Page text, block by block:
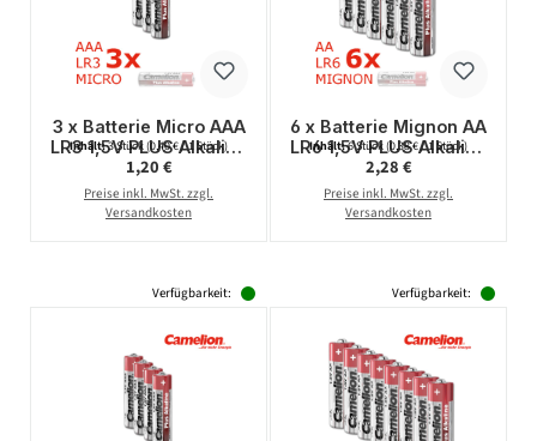
3 x Batterie Micro AAA
LR3 1,5V PLUS Alkaline
- Leistung auf Dauer -
CAMELION
Inhalt:3 Stück(0,40 € / 1 Stück)
Regulärer Preis:
1,20 €
Preise inkl. MwSt. zzgl.
Versandkosten
6 x Batterie Mignon AA
LR6 1,5V PLUS Alkaline
- Leistung auf Dauer -
CAMELION
Inhalt:6 Stück(0,38 € / 1 Stück)
Regulärer Preis:
2,28 €
Preise inkl. MwSt. zzgl.
Versandkosten
Verfügbarkeit: Verfügbarkeit: